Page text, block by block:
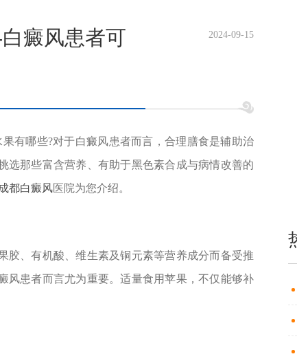
癜风患者可
2024-09-15
哪些?对于白癜风患者而言，合理膳食是辅助治
选那些富含营养、有助于黑色素合成与病情改善的
成都白癜风医院为您介绍。
、有机酸、维生素及铜元素等营养成分而备受推
风患者而言尤为重要。适量食用苹果，不仅能够补